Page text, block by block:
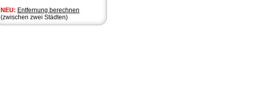
NEU: Entfernung berechnen
(zwischen zwei Städten)